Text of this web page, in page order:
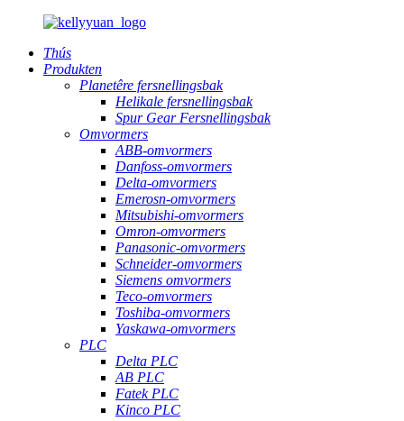
Thús
Produkten
Planetêre fersnellingsbak
Helikale fersnellingsbak
Spur Gear Fersnellingsbak
Omvormers
ABB-omvormers
Danfoss-omvormers
Delta-omvormers
Emerosn-omvormers
Mitsubishi-omvormers
Omron-omvormers
Panasonic-omvormers
Schneider-omvormers
Siemens omvormers
Teco-omvormers
Toshiba-omvormers
Yaskawa-omvormers
PLC
Delta PLC
AB PLC
Fatek PLC
Kinco PLC